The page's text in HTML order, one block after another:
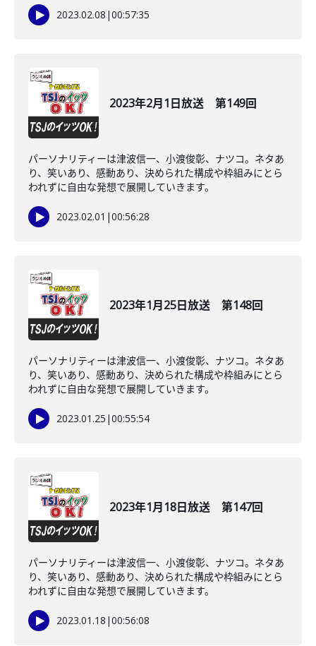
2023.02.08 |00:57:35
2023年2月1日放送 第149回
パーソナリティーは津波信一、小渡俊彰、ナツコ。ネタあ
り、笑いあり、感動あり、決められた構成や枠組みにとら
われずに自由な発想で展開していきます。
2023.02.01 |00:56:28
2023年1月25日放送 第148回
パーソナリティーは津波信一、小渡俊彰、ナツコ。ネタあ
り、笑いあり、感動あり、決められた構成や枠組みにとら
われずに自由な発想で展開していきます。
2023.01.25 |00:55:54
2023年1月18日放送 第147回
パーソナリティーは津波信一、小渡俊彰、ナツコ。ネタあ
り、笑いあり、感動あり、決められた構成や枠組みにとら
われずに自由な発想で展開していきます。
2023.01.18 |00:56:08